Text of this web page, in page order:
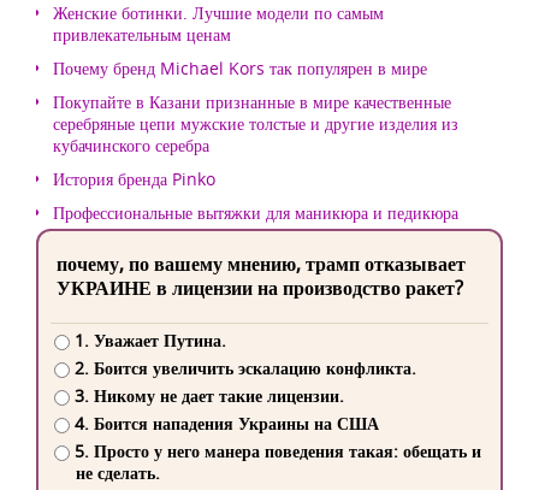
Женские ботинки. Лучшие модели по самым
привлекательным ценам
Почему бренд Michael Kors так популярен в мире
Покупайте в Казани признанные в мире качественные
серебряные цепи мужские толстые и другие изделия из
кубачинского серебра
История бренда Pinko
Профессиональные вытяжки для маникюра и педикюра
почему, по вашему мнению, трамп отказывает
УКРАИНЕ в лицензии на производство ракет?
1. Уважает Путина.
2. Боится увеличить эскалацию конфликта.
3. Никому не дает такие лицензии.
4. Боится нападения Украины на США
5. Просто у него манера поведения такая: обещать и
не сделать.